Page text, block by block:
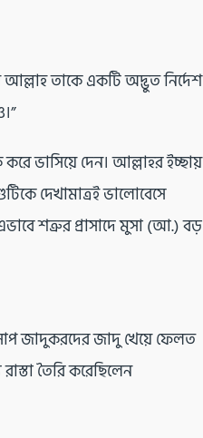
তাকে একটি অদ্ভুত নির্দেশ
ভাসিয়ে দেন। আল্লাহর ইচ্ছায়
দেখামাত্রই ভালোবেসে
শত্রুর প্রাসাদে মুসা (আ.) বড়
জাদুকরদের জাদু খেয়ে ফেলত
তৈরি করেছিলেন